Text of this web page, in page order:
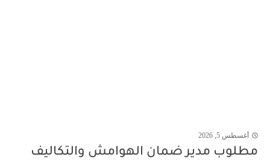
أغسطس 5, 2026
مطلوب مدير ضمان الهوامش والتكاليف